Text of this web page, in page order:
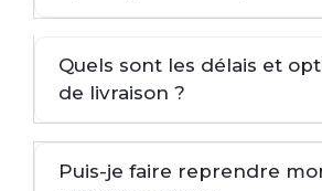
Quels sont les délais et
de livraison ?
Puis-je faire reprendre